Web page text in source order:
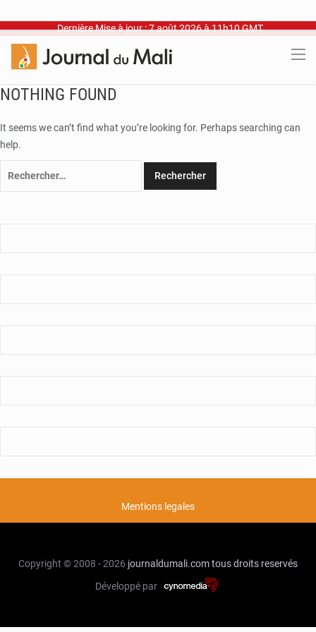
Dernière Mise à jour : 7 août 2026 à 11h10 GMT
NOTHING FOUND
It seems we can’t find what you’re looking for. Perhaps searching can
help.
Mentions legales
Copyright © 2008 - 2026 journaldumali.comtous droits reservés
Développé par